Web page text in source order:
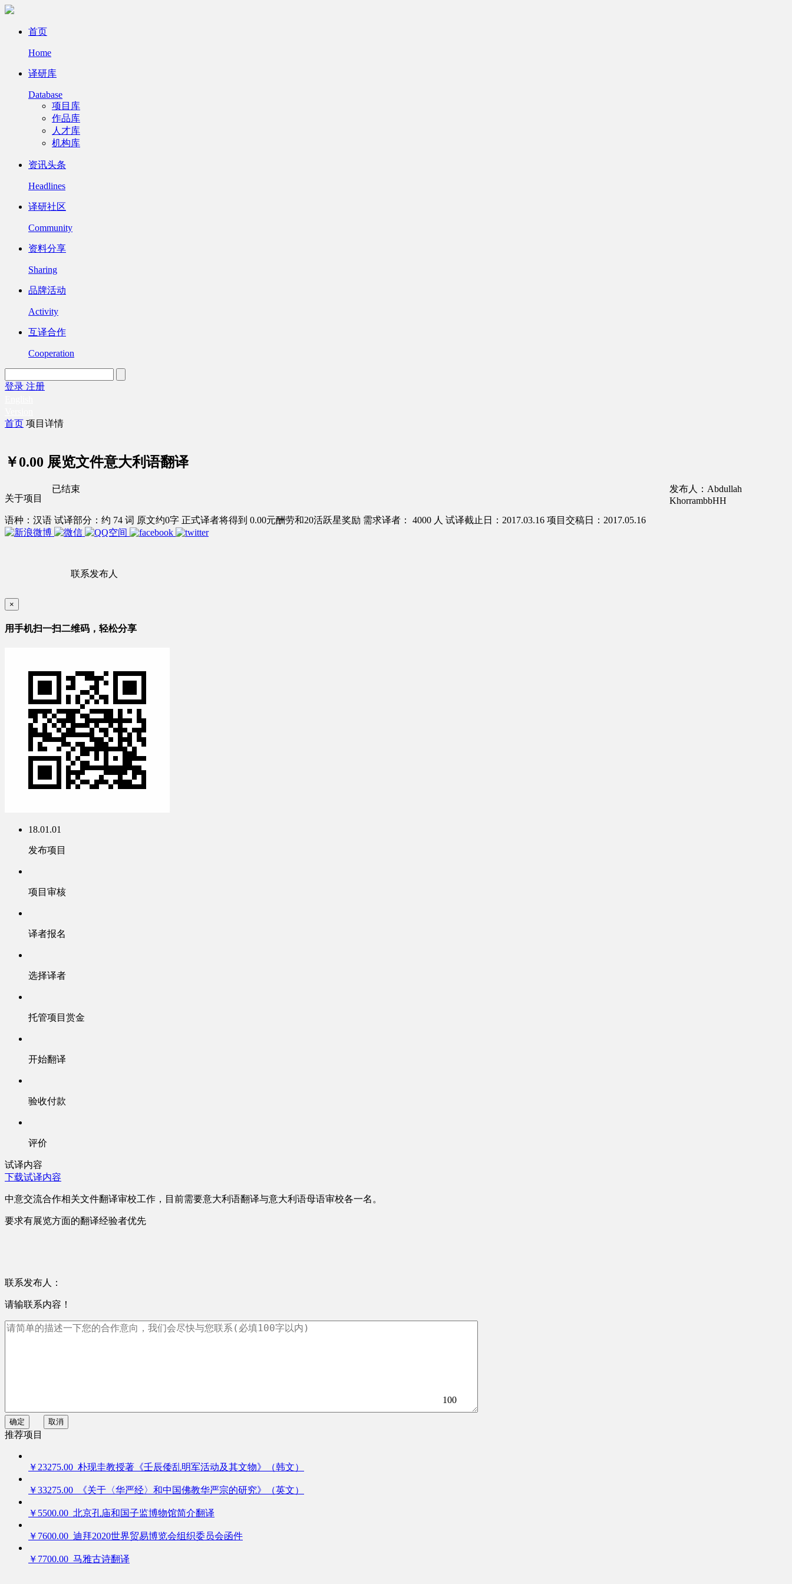
首页
Home
译研库
Database
项目库
作品库
人才库
机构库
资讯头条
Headlines
译研社区
Community
资料分享
Sharing
品牌活动
Activity
互译合作
Cooperation
登录 注册
首页 项目详情
￥0.00 展览文件意大利语翻译
关于项目
发布人：Abdullah
KhorrambbHH
语种：汉语 试译部分：约 74 词 原文约0字 正式译者将得到 0.00元酬劳和20活跃星奖励 需求译者： 4000 人 试译截止日：2017.03.16 项目交稿日：2017.05.16
联系发布人
已结束
×
用手机扫一扫二维码，轻松分享
18.01.01
发布项目
项目审核
译者报名
选择译者
托管项目赏金
开始翻译
验收付款
评价
试译内容
下载试译内容
中意交流合作相关文件翻译审校工作，目前需要意大利语翻译与意大利语母语审校各一名。
要求有展览方面的翻译经验者优先
联系发布人：
请输联系内容！
100
确定 取消
推荐项目
￥23275.00 朴现圭教授著《壬辰倭乱明军活动及其文物》（韩文）
￥33275.00 《关于〈华严经〉和中国佛教华严宗的研究》（英文）
￥5500.00 北京孔庙和国子监博物馆简介翻译
￥7600.00 迪拜2020世界贸易博览会组织委员会函件
￥7700.00 马雅古诗翻译